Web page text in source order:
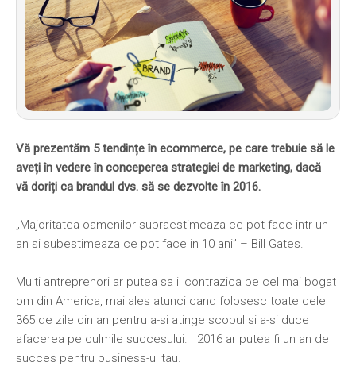
Vă prezentăm 5 tendințe în ecommerce, pe care trebuie să le
aveți în vedere în conceperea strategiei de marketing, dacă
vă doriți ca brandul dvs. să se dezvolte în 2016.
„Majoritatea oamenilor supraestimeaza ce pot face intr-un
an si subestimeaza ce pot face in 10 ani” – Bill Gates.
Multi antreprenori ar putea sa il contrazica pe cel mai bogat
om din America, mai ales atunci cand folosesc toate cele
365 de zile din an pentru a-si atinge scopul si a-si duce
afacerea pe culmile succesului. 2016 ar putea fi un an de
succes pentru business-ul tau.